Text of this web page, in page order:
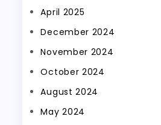
April 2025
December 2024
November 2024
October 2024
August 2024
May 2024